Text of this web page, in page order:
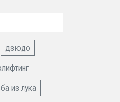
дзюдо
из лука